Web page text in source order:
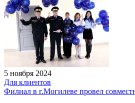
5 ноября 2024
Для клиентов
Филиал в г.Могилеве провел